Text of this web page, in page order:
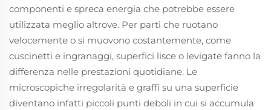
componenti e spreca energia che potrebbe essere
utilizzata meglio altrove. Per parti che ruotano
velocemente o si muovono costantemente, come
cuscinetti e ingranaggi, superfici lisce o levigate fanno la
differenza nelle prestazioni quotidiane. Le
microscopiche irregolarità e graffi su una superficie
diventano infatti piccoli punti deboli in cui si accumula